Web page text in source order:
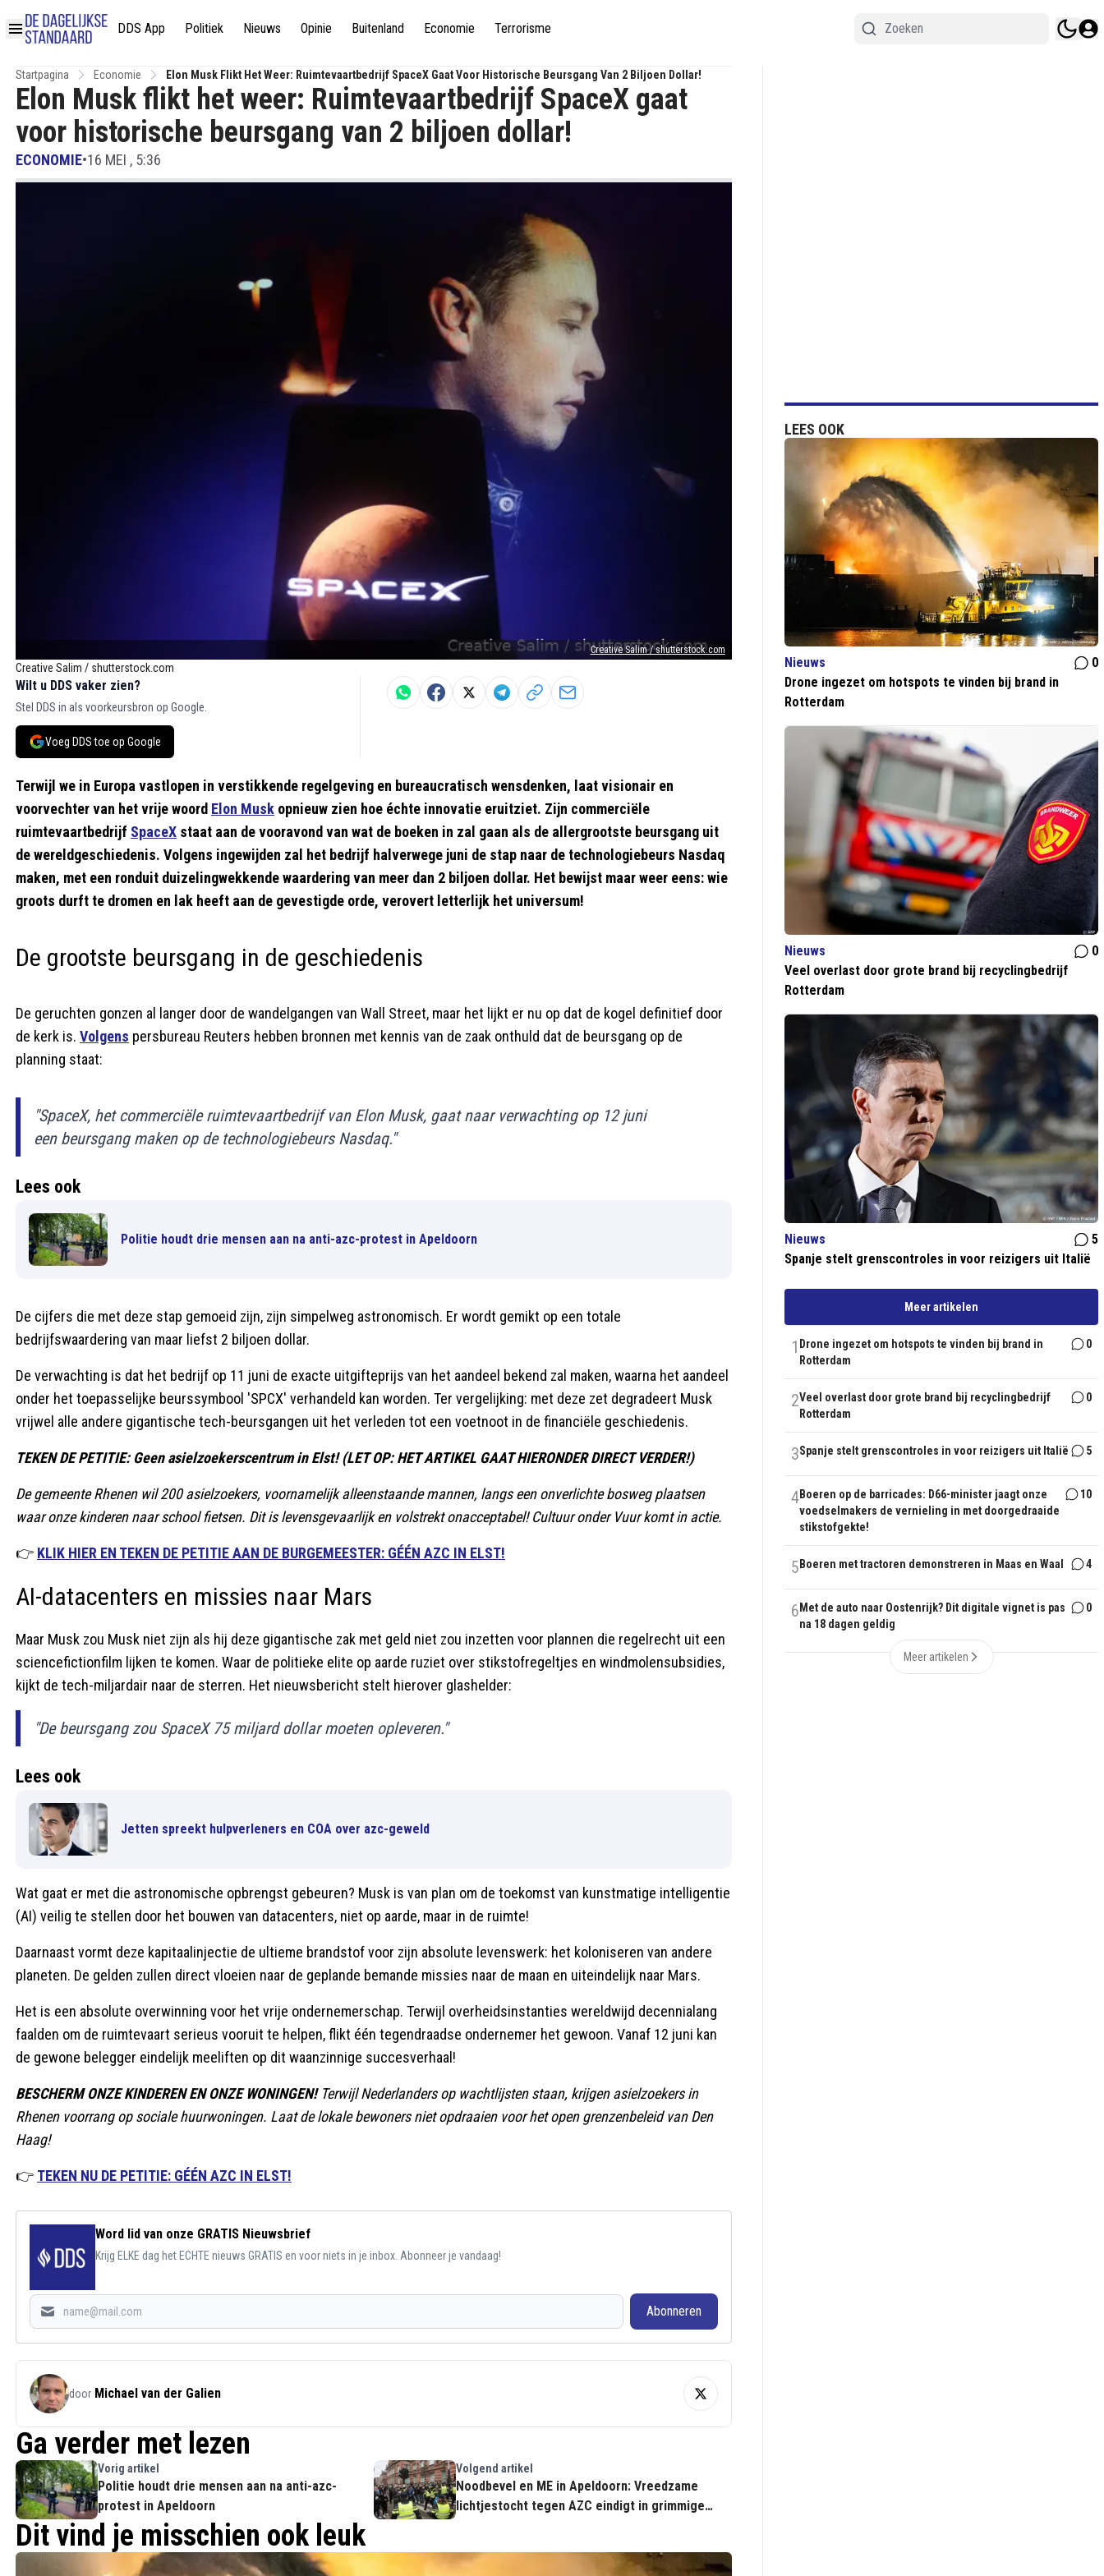
DDS App Politiek Nieuws Opinie Buitenland Economie Terrorisme
Startpagina Economie Elon Musk Flikt Het Weer: Ruimtevaartbedrijf SpaceX Gaat Voor Historische Beursgang Van 2 Biljoen Dollar!
Creative Salim / shutterstock.com
Creative Salim / shutterstock.com
Elon Musk flikt het weer: Ruimtevaartbedrijf SpaceX gaat
voor historische beursgang van 2 biljoen dollar!
ECONOMIE•16 MEI , 5:36
Wilt u DDS vaker zien?
Stel DDS in als voorkeursbron op Google.
Voeg DDS toe op Google
Terwijl we in Europa vastlopen in verstikkende regelgeving en bureaucratisch wensdenken, laat visionair en
voorvechter van het vrije woord Elon Musk opnieuw zien hoe échte innovatie eruitziet. Zijn commerciële
ruimtevaartbedrijf SpaceX staat aan de vooravond van wat de boeken in zal gaan als de allergrootste beursgang uit
de wereldgeschiedenis. Volgens ingewijden zal het bedrijf halverwege juni de stap naar de technologiebeurs Nasdaq
maken, met een ronduit duizelingwekkende waardering van meer dan 2 biljoen dollar. Het bewijst maar weer eens: wie
groots durft te dromen en lak heeft aan de gevestigde orde, verovert letterlijk het universum!
De grootste beursgang in de geschiedenis
De geruchten gonzen al langer door de wandelgangen van Wall Street, maar het lijkt er nu op dat de kogel definitief door
de kerk is. Volgens persbureau Reuters hebben bronnen met kennis van de zaak onthuld dat de beursgang op de
planning staat:
"SpaceX, het commerciële ruimtevaartbedrijf van Elon Musk, gaat naar verwachting op 12 juni
een beursgang maken op de technologiebeurs Nasdaq."
Lees ook
Politie houdt drie mensen aan na anti-azc-protest in Apeldoorn
De cijfers die met deze stap gemoeid zijn, zijn simpelweg astronomisch. Er wordt gemikt op een totale
bedrijfswaardering van maar liefst 2 biljoen dollar.
De verwachting is dat het bedrijf op 11 juni de exacte uitgifteprijs van het aandeel bekend zal maken, waarna het aandeel
onder het toepasselijke beurssymbool 'SPCX' verhandeld kan worden. Ter vergelijking: met deze zet degradeert Musk
vrijwel alle andere gigantische tech-beursgangen uit het verleden tot een voetnoot in de financiële geschiedenis.
TEKEN DE PETITIE: Geen asielzoekerscentrum in Elst! (LET OP: HET ARTIKEL GAAT HIERONDER DIRECT VERDER!)
De gemeente Rhenen wil 200 asielzoekers, voornamelijk alleenstaande mannen, langs een onverlichte bosweg plaatsen
waar onze kinderen naar school fietsen. Dit is levensgevaarlijk en volstrekt onacceptabel! Cultuur onder Vuur komt in actie.
👉 KLIK HIER EN TEKEN DE PETITIE AAN DE BURGEMEESTER: GÉÉN AZC IN ELST!
AI-datacenters en missies naar Mars
Maar Musk zou Musk niet zijn als hij deze gigantische zak met geld niet zou inzetten voor plannen die regelrecht uit een
sciencefictionfilm lijken te komen. Waar de politieke elite op aarde ruziet over stikstofregeltjes en windmolensubsidies,
kijkt de tech-miljardair naar de sterren. Het nieuwsbericht stelt hierover glashelder:
"De beursgang zou SpaceX 75 miljard dollar moeten opleveren."
Lees ook
Jetten spreekt hulpverleners en COA over azc-geweld
Wat gaat er met die astronomische opbrengst gebeuren? Musk is van plan om de toekomst van kunstmatige intelligentie
(AI) veilig te stellen door het bouwen van datacenters, niet op aarde, maar in de ruimte!
Daarnaast vormt deze kapitaalinjectie de ultieme brandstof voor zijn absolute levenswerk: het koloniseren van andere
planeten. De gelden zullen direct vloeien naar de geplande bemande missies naar de maan en uiteindelijk naar Mars.
Het is een absolute overwinning voor het vrije ondernemerschap. Terwijl overheidsinstanties wereldwijd decennialang
faalden om de ruimtevaart serieus vooruit te helpen, flikt één tegendraadse ondernemer het gewoon. Vanaf 12 juni kan
de gewone belegger eindelijk meeliften op dit waanzinnige succesverhaal!
BESCHERM ONZE KINDEREN EN ONZE WONINGEN! Terwijl Nederlanders op wachtlijsten staan, krijgen asielzoekers in
Rhenen voorrang op sociale huurwoningen. Laat de lokale bewoners niet opdraaien voor het open grenzenbeleid van Den
Haag!
👉 TEKEN NU DE PETITIE: GÉÉN AZC IN ELST!
Word lid van onze GRATIS Nieuwsbrief
Krijg ELKE dag het ECHTE nieuws GRATIS en voor niets in je inbox. Abonneer je vandaag!
Abonneren
door Michael van der Galien
Ga verder met lezen
Vorig artikel
Politie houdt drie mensen aan na anti-azc-
protest in Apeldoorn
Volgend artikel
Noodbevel en ME in Apeldoorn: Vreedzame
lichtjestocht tegen AZC eindigt in grimmige
Dit vind je misschien ook leuk
LEES OOK
Nieuws
0
Drone ingezet om hotspots te vinden bij brand in
Rotterdam
Nieuws
0
Veel overlast door grote brand bij recyclingbedrijf
Rotterdam
Nieuws
5
Spanje stelt grenscontroles in voor reizigers uit Italië
Meer artikelen
1 Drone ingezet om hotspots te vinden bij brand in
Rotterdam
0
2Veel overlast door grote brand bij recyclingbedrijf
Rotterdam
0
3Spanje stelt grenscontroles in voor reizigers uit Italië 5
4Boeren op de barricades: D66-minister jaagt onze
voedselmakers de vernieling in met doorgedraaide
stikstofgekte!
10
5 Boeren met tractoren demonstreren in Maas en Waal 4
6 Met de auto naar Oostenrijk? Dit digitale vignet is pas
na 18 dagen geldig
0
Meer artikelen